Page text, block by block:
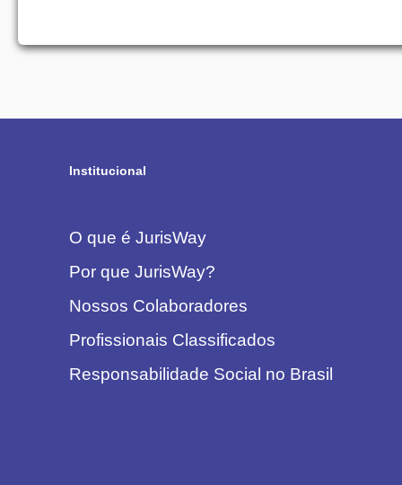
Institucional
O que é JurisWay
Por que JurisWay?
Nossos Colaboradores
Profissionais Classificados
Responsabilidade Social no Brasil